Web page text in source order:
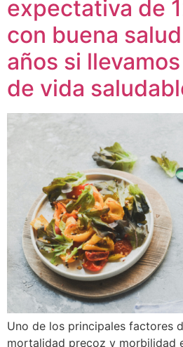
expectativa de
con buena
años si
de vida
Uno de los principales factores
mortalidad precoz y morbilidad